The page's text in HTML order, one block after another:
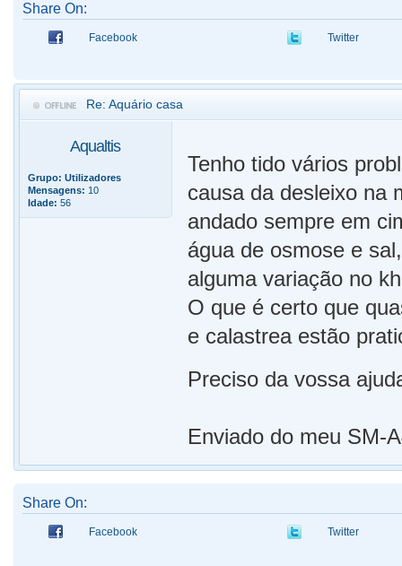
Share On:
Facebook Twitter
Re: Aquário casa
Aqualtis
Grupo: Utilizadores
Mensagens: 10
Idade: 56
Tenho tido vários
causa da desleixo na
andado sempre em
água de osmose e
alguma variação no
O que é certo que
e calastrea estão
Preciso da vossa
Enviado do meu SM-
Share On:
Facebook Twitter